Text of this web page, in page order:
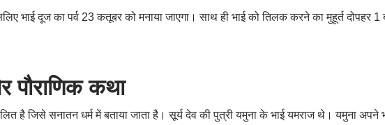
भाई दूज का पर्व 23 कतूबर को मनाया जाएगा। साथ ही भाई को तिलक करने का मुहूर्त
पौराणिक कथा
है जिसे सनातन धर्म में बताया जाता है। सूर्य देव की पुत्री यमुना के भाई यमराज थे। यमुना